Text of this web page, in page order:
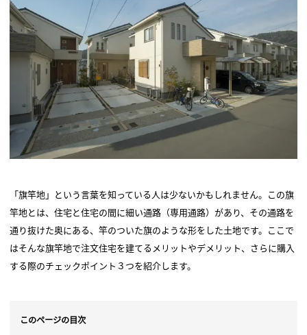
「旗竿地」という言葉を知っている人は少ないかもしれません。この旗
竿地とは、住宅と住宅の間に細い通路（専用通路）があり、その通路を
通り抜けた奥にある、竿のついた旗のような形をした土地です。ここで
はそんな旗竿地で注文住宅を建てるメリットやデメリット、さらに購入
する際のチェックポイント３つを紹介します。
このページの目次